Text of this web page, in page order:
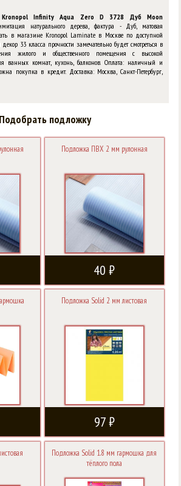
Kronopol Infinity Aqua Zero D 3728 Дуб Moon
натурального дерева, фактура - Дуб, матовая
в магазине Kronopol Laminate в Москве по доступной
33 класса прочности замечательно будет смотреться в
жилого и общественного помещения с высокой
ванных комнат, кухонь, балконов. Оплата: наличный и
покупка в кредит. Доставка: Москва, Санкт-Петербург,
Подобрать подложку
Подложка ПВХ 2 мм рулонная
40 ₽
Подложка Solid 2 мм листовая
97 ₽
Подложка Solid 1.8 мм гармошка для
тёплого пола